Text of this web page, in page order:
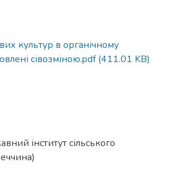
культур в органічному
сівозміною.pdf(411.01 KB)
інститут сільського